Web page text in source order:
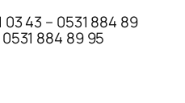
03 43 – 0531 884 89
884 89 95